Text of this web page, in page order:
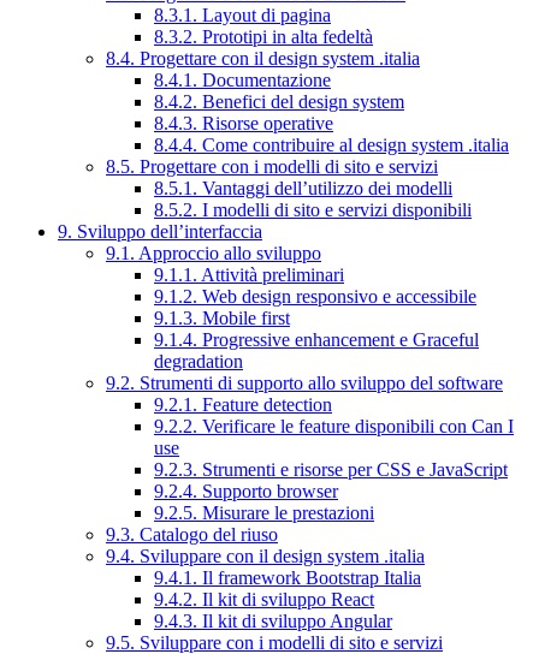
8.3.1. Layout di pagina
8.3.2. Prototipi in alta fedeltà
8.4. Progettare con il design system .italia
8.4.1. Documentazione
8.4.2. Benefici del design system
8.4.3. Risorse operative
8.4.4. Come contribuire al design system .italia
8.5. Progettare con i modelli di sito e servizi
8.5.1. Vantaggi dell’utilizzo dei modelli
8.5.2. I modelli di sito e servizi disponibili
9. Sviluppo dell’interfaccia
9.1. Approccio allo sviluppo
9.1.1. Attività preliminari
9.1.2. Web design responsivo e accessibile
9.1.3. Mobile first
9.1.4. Progressive enhancement e Graceful
degradation
9.2. Strumenti di supporto allo sviluppo del software
9.2.1. Feature detection
9.2.2. Verificare le feature disponibili con Can I
use
9.2.3. Strumenti e risorse per CSS e JavaScript
9.2.4. Supporto browser
9.2.5. Misurare le prestazioni
9.3. Catalogo del riuso
9.4. Sviluppare con il design system .italia
9.4.1. Il framework Bootstrap Italia
9.4.2. Il kit di sviluppo React
9.4.3. Il kit di sviluppo Angular
9.5. Sviluppare con i modelli di sito e servizi